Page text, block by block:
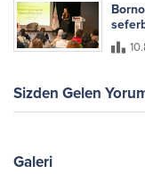
Sizden Gelen
Galeri